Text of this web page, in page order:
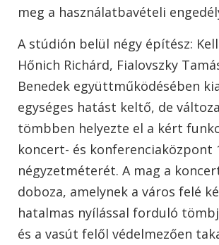
meg a használatbavételi
A stúdión belül négy építész:
Hőnich Richárd, Fialovszky
Benedek együttműködésében
egységes hatást keltő, de
tömbben helyezte el a kért
koncert- és konferenciaközpont
négyzetméterét. A mag a
doboza, amelynek a város felé
hatalmas nyílással forduló
és a vasút felől védelmezően